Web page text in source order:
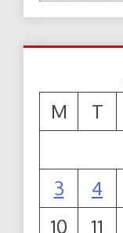
M
T
3
4
10
11